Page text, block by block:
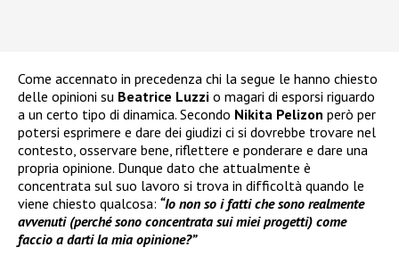
Come accennato in precedenza chi la segue le hanno chiesto
delle opinioni su Beatrice Luzzi o magari di esporsi riguardo
a un certo tipo di dinamica. Secondo Nikita Pelizon però per
potersi esprimere e dare dei giudizi ci si dovrebbe trovare nel
contesto, osservare bene, riflettere e ponderare e dare una
propria opinione. Dunque dato che attualmente è
concentrata sul suo lavoro si trova in difficoltà quando le
viene chiesto qualcosa: “Io non so i fatti che sono realmente
avvenuti (perché sono concentrata sui miei progetti) come
faccio a darti la mia opinione?”